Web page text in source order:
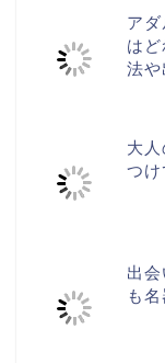
ア
は
法
大
つ
出
も